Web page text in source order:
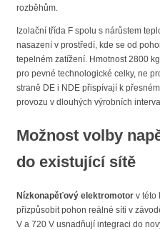
rozběhům.
Izolační třída F spolu s nárůstem
nasazení v prostředí, kde se od
tepelném zatížení. Hmotnost 2800
pro pevné technologické celky, ne
straně DE i NDE přispívají k
provozu v dlouhých výrobních
Možnost volby
do existující sítě
Nízkonapěťový elektromotor v této
přizpůsobit pohon reálné síti v
V a 720 V usnadňují integraci do